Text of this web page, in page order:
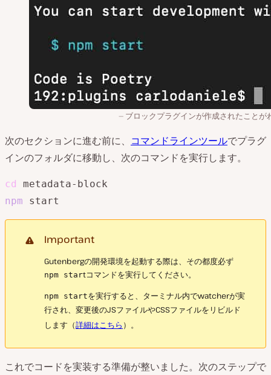
ブロックプラグインが作成されたことが
次のセクションに進む前に、 コマンドラインツールでプラグ
インのフォルダに移動し、次のコマンドを実行します。
cd
npm start
Important
Gutenbergの開発環境を起動する際は、その都度必ず
npm startコマンドを実行してください。
npm startを実行すると、ターミナル内でwatcherが実
行され、変更後のJSファイルやCSSファイルをリビルド
します（詳細はこちら ）。
これでコードを実装する準備が整いました。次のステップで